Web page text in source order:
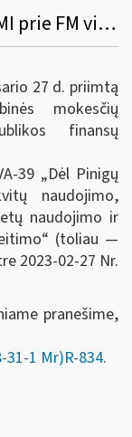
Informacinis pranešimas dėl VMI prie FM viršininko 2019 m. gegužės 10 d. įsakymo Nr. 39 „Dėl Pinigų priėmimo ir pinigų išmokėjimo kvitų naudojimo, išrašymo ir apskaitos taisyklių ir Bilietų naudojimo ir apskaitos taisyklių patvirtinimo“ pakeitimo
27 d. priimtą
mokesčių
finansų
39 „Dėl Pinigų
naudojimo,
naudojimo ir
(toliau —
2023-02-27 Nr.
pranešime,
31-1 Mr)R-834.